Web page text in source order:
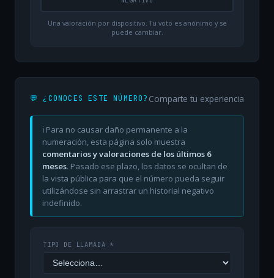
Una valoración por dispositivo. Tu voto es anónimo y se
puede cambiar.
💬 ¿CONOCES ESTE NÚMERO? Comparte tu experiencia
ℹ️ Para no causar daño permanente a la
numeración, esta página solo muestra
comentarios y valoraciones de los últimos 6
meses. Pasado ese plazo, los datos se ocultan de
la vista pública para que el número pueda seguir
utilizándose sin arrastrar un historial negativo
indefinido.
TIPO DE LLAMADA *